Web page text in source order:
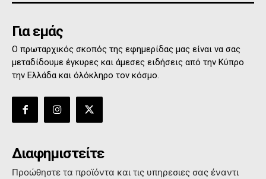
Για εμάς
Ο πρωταρχικός σκοπός της εφημερίδας μας είναι να σας
μεταδίδουμε έγκυρες και άμεσες ειδήσεις από την Κύπρο
την Ελλάδα και όλόκληρο τον κόσμο.
Διαφημιστείτε
Προώθηστε τα προϊόντα και τις υπηρεσιες σας έναντι